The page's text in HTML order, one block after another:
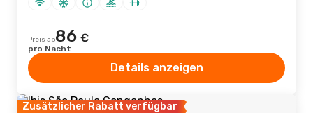
Preis ab86 €
pro Nacht
Details anzeigen
Zusätzlicher Rabatt verfügbar